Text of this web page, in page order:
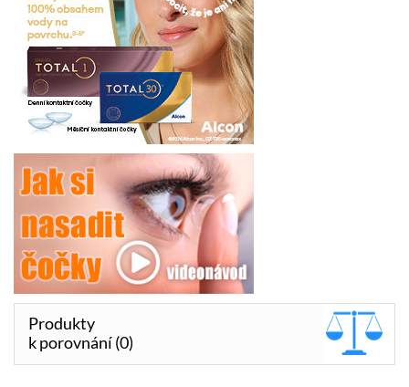
Produkty
k porovnání (0)